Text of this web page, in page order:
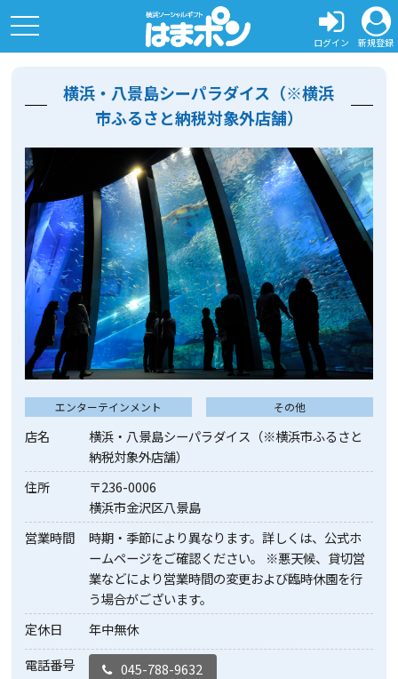
ログイン 新規登録
toggle
navigation
横浜・八景島シーパラダイス（※横浜
市ふるさと納税対象外店舗）
エンターテインメント その他
店名
横浜・八景島シーパラダイス（※横浜市ふるさと
納税対象外店舗）
住所
〒236-0006
横浜市金沢区八景島
営業時間
時期・季節により異なります。詳しくは、公式ホ
ームページをご確認ください。 ※悪天候、貸切営
業などにより営業時間の変更および臨時休園を行
う場合がございます。
定休日
年中無休
電話番号
045-788-9632